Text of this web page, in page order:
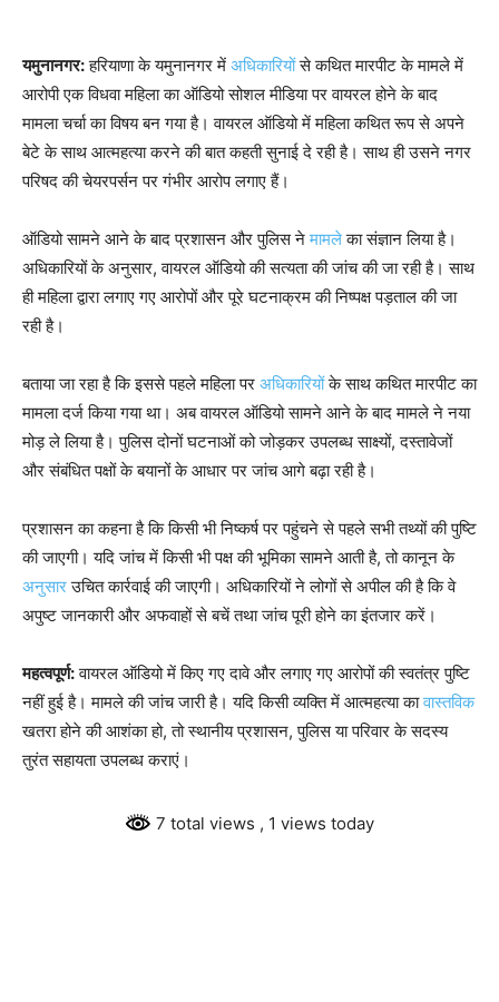
यमुनानगर:हरियाणा के यमुनानगर में अधिकारियोंसे कथित मारपीट के मामले में
आरोपी एक विधवा महिला का ऑडियो सोशल मीडिया पर वायरल होने के बाद
मामला चर्चा का विषय बन गया है। वायरल ऑडियो में महिला कथित रूप से अपने
बेटे के साथ आत्महत्या करने की बात कहती सुनाई दे रही है। साथ ही उसने नगर
परिषद की चेयरपर्सन पर गंभीर आरोप लगाए हैं।
ऑडियो सामने आने के बाद प्रशासन और पुलिस नेमामलेका संज्ञान लिया है।
अधिकारियों के अनुसार, वायरल ऑडियो की सत्यता की जांच की जा रही है। साथ
ही महिला द्वारा लगाए गए आरोपों और पूरे घटनाक्रम की निष्पक्ष पड़ताल की जा
रही है।
बताया जा रहा है कि इससे पहले महिला पर अधिकारियोंके साथ कथित मारपीट का
मामला दर्ज किया गया था। अब वायरल ऑडियो सामने आने के बाद मामले ने नया
मोड़ ले लिया है। पुलिस दोनों घटनाओं को जोड़कर उपलब्ध साक्ष्यों, दस्तावेजों
और संबंधित पक्षों के बयानों के आधार पर जांच आगे बढ़ा रही है।
प्रशासन का कहना है कि किसी भी निष्कर्ष पर पहुंचने से पहले सभी तथ्यों की पुष्टि
की जाएगी। यदि जांच में किसी भी पक्ष की भूमिका सामने आती है, तो कानून के
अनुसारउचित कार्रवाई की जाएगी। अधिकारियों ने लोगों से अपील की है कि वे
अपुष्ट जानकारी और अफवाहों से बचें तथा जांच पूरी होने का इंतजार करें।
महत्वपूर्ण:वायरल ऑडियो में किए गए दावे और लगाए गए आरोपों की स्वतंत्र पुष्टि
नहीं हुई है। मामले की जांच जारी है। यदि किसी व्यक्ति में आत्महत्या कावास्तविक
खतरा होने की आशंका हो, तो स्थानीय प्रशासन, पुलिस या परिवार के सदस्य
तुरंत सहायता उपलब्ध कराएं।
7 total views , 1 views today